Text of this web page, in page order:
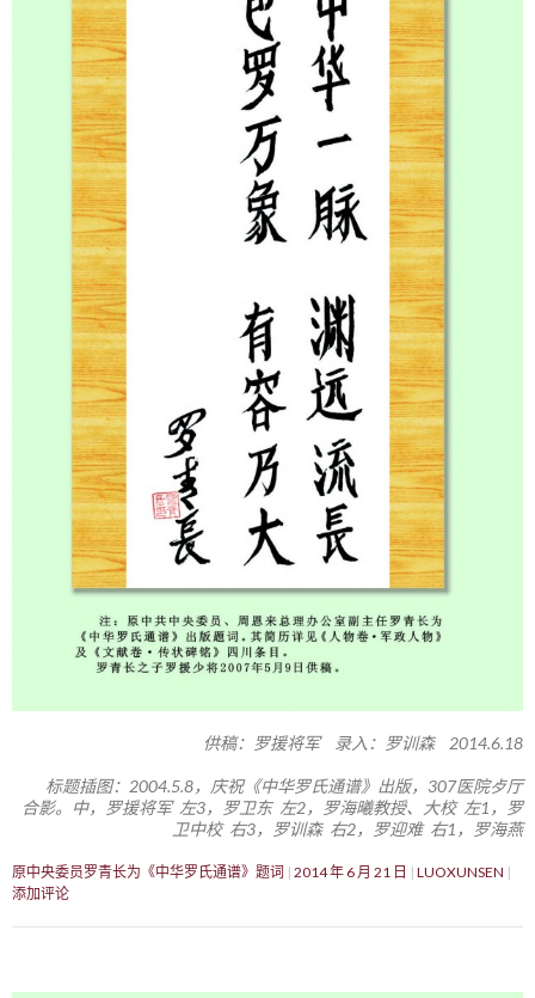
供稿：罗援将军 录入：罗训森 2014.6.18
标题插图：2004.5.8，庆祝《中华罗氏通谱》出版，307医院歺厅
合影。中，罗援将军 左3，罗卫东 左2，罗海曦教授、大校 左1，罗
卫中校 右3，罗训森 右2，罗迎难 右1，罗海燕
原中央委员罗青长为《中华罗氏通谱》题词 2014 年 6 月 21 日
LUOXUNSEN
添加评论